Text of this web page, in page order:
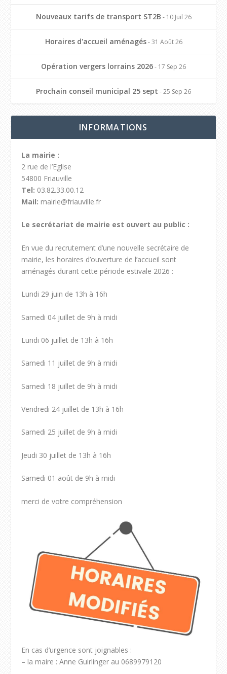
Nouveaux tarifs de transport ST2B - 10 Juil 26
Horaires d'accueil aménagés- 31 Août 26
Opération vergers lorrains 2026- 17 Sep 26
Prochain conseil municipal 25 sept - 25 Sep 26
INFORMATIONS
La mairie :
2 rue de l’Eglise
54800 Friauville
Tel: 03.82.33.00.12
Mail: mairie@friauville.fr
Le secrétariat de mairie est ouvert au public :
En vue du recrutement d’une nouvelle secrétaire de
mairie, les horaires d’ouverture de l’accueil sont
aménagés durant cette période estivale 2026 :
Lundi 29 juin de 13h à 16h
Samedi 04 juillet de 9h à midi
Lundi 06 juillet de 13h à 16h
Samedi 11 juillet de 9h à midi
Samedi 18 juillet de 9h à midi
Vendredi 24 juillet de 13h à 16h
Samedi 25 juillet de 9h à midi
Jeudi 30 juillet de 13h à 16h
Samedi 01 août de 9h à midi
merci de votre compréhension
En cas d’urgence sont joignables :
– la maire : Anne Guirlinger au 0689979120